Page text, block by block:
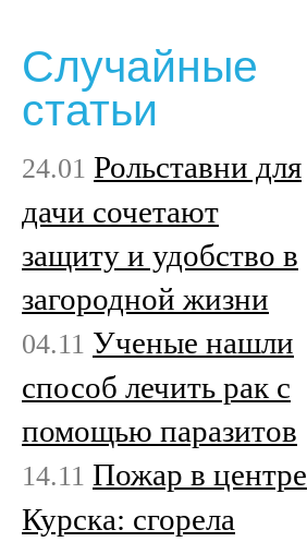
Случайные
статьи
24.01 Рольставни для
дачи сочетают
защиту и удобство в
загородной жизни
04.11 Ученые нашли
способ лечить рак с
помощью паразитов
14.11 Пожар в центре
Курска: сгорела